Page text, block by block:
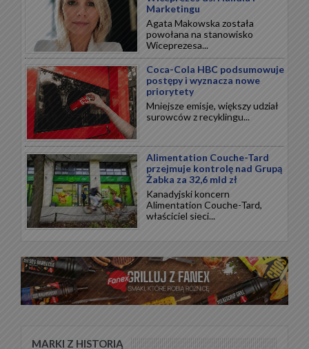
Marketingu
Agata Makowska została
powołana na stanowisko
Wiceprezesa...
Coca-Cola HBC podsumowuje
postępy i wyznacza nowe
priorytety
Mniejsze emisje, większy udział
surowców z recyklingu...
Alimentation Couche-Tard
przejmuje kontrolę nad Grupą
Żabka za 32,6 mld zł
Kanadyjski koncern
Alimentation Couche-Tard,
właściciel sieci...
MARKI Z HISTORIĄ